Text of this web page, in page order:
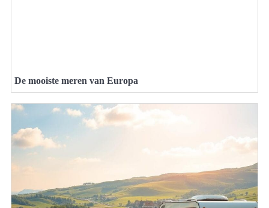
De mooiste meren van Europa